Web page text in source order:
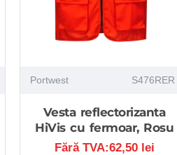
Portwest S476RER
Vesta reflectorizanta
HiVis cu fermoar, Rosu
Fără TVA:62,50 lei